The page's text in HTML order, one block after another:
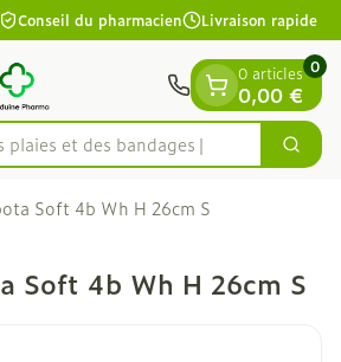
Conseil du pharmacien Livraison rapide
et des bandages
0 articles
0,00 €
0
Soft 4b Wh H 26cm S
Soft 4b Wh H 26cm S